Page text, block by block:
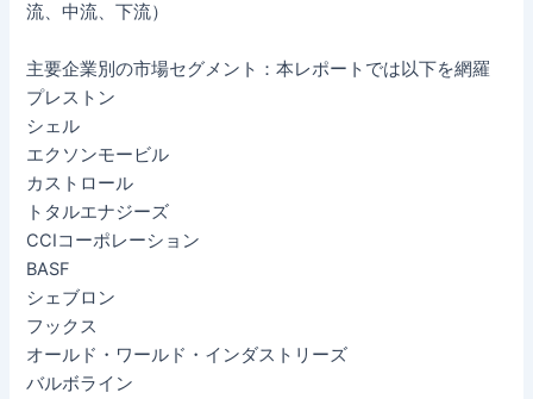
流、中流、下流）
主要企業別の市場セグメント：本レポートでは以下を網羅
プレストン
シェル
エクソンモービル
カストロール
トタルエナジーズ
CCIコーポレーション
BASF
シェブロン
フックス
オールド・ワールド・インダストリーズ
バルボライン